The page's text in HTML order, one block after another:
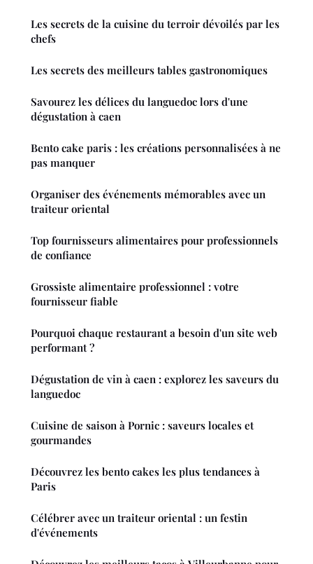
Les secrets de la cuisine du terroir dévoilés par les
chefs
Les secrets des meilleurs tables gastronomiques
Savourez les délices du languedoc lors d'une
dégustation à caen
Bento cake paris : les créations personnalisées à ne
pas manquer
Organiser des événements mémorables avec un
traiteur oriental
Top fournisseurs alimentaires pour professionnels
de confiance
Grossiste alimentaire professionnel : votre
fournisseur fiable
Pourquoi chaque restaurant a besoin d'un site web
performant ?
Dégustation de vin à caen : explorez les saveurs du
languedoc
Cuisine de saison à Pornic : saveurs locales et
gourmandes
Découvrez les bento cakes les plus tendances à
Paris
Célébrer avec un traiteur oriental : un festin
d'événements